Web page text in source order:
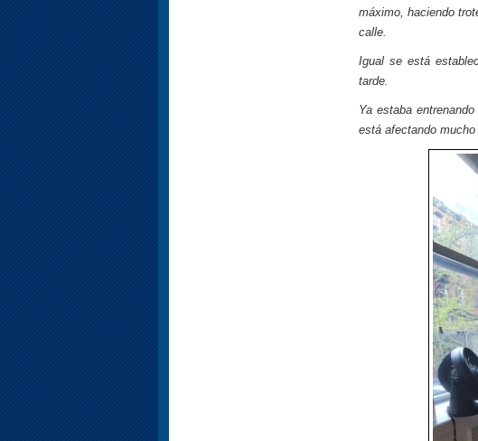
máximo, haciendo
calle.
Igual se está
tarde.
Ya estaba
está afectando mucho